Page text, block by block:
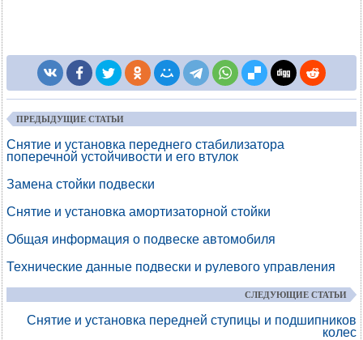
ПРЕДЫДУЩИЕ СТАТЬИ
Снятие и установка переднего стабилизатора
поперечной устойчивости и его втулок
Замена стойки подвески
Снятие и установка амортизаторной стойки
Общая информация о подвеске автомобиля
Технические данные подвески и рулевого управления
СЛЕДУЮЩИЕ СТАТЬИ
Снятие и установка передней ступицы и подшипников
колес